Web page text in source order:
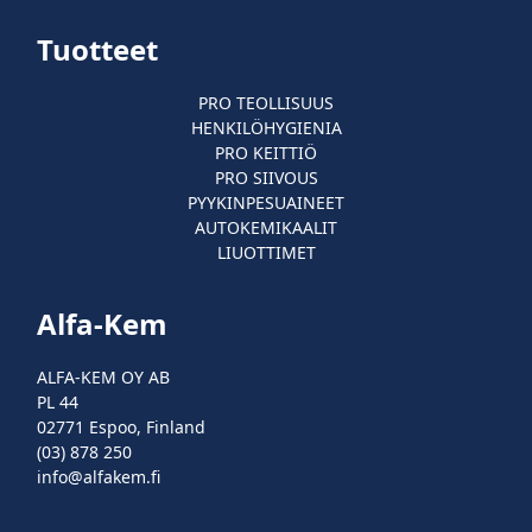
Tuotteet
PRO TEOLLISUUS
HENKILÖHYGIENIA
PRO KEITTIÖ
PRO SIIVOUS
PYYKINPESUAINEET
AUTOKEMIKAALIT
LIUOTTIMET
Alfa-Kem
ALFA-KEM OY AB
PL 44
02771 Espoo, Finland
(03) 878 250
info@alfakem.fi